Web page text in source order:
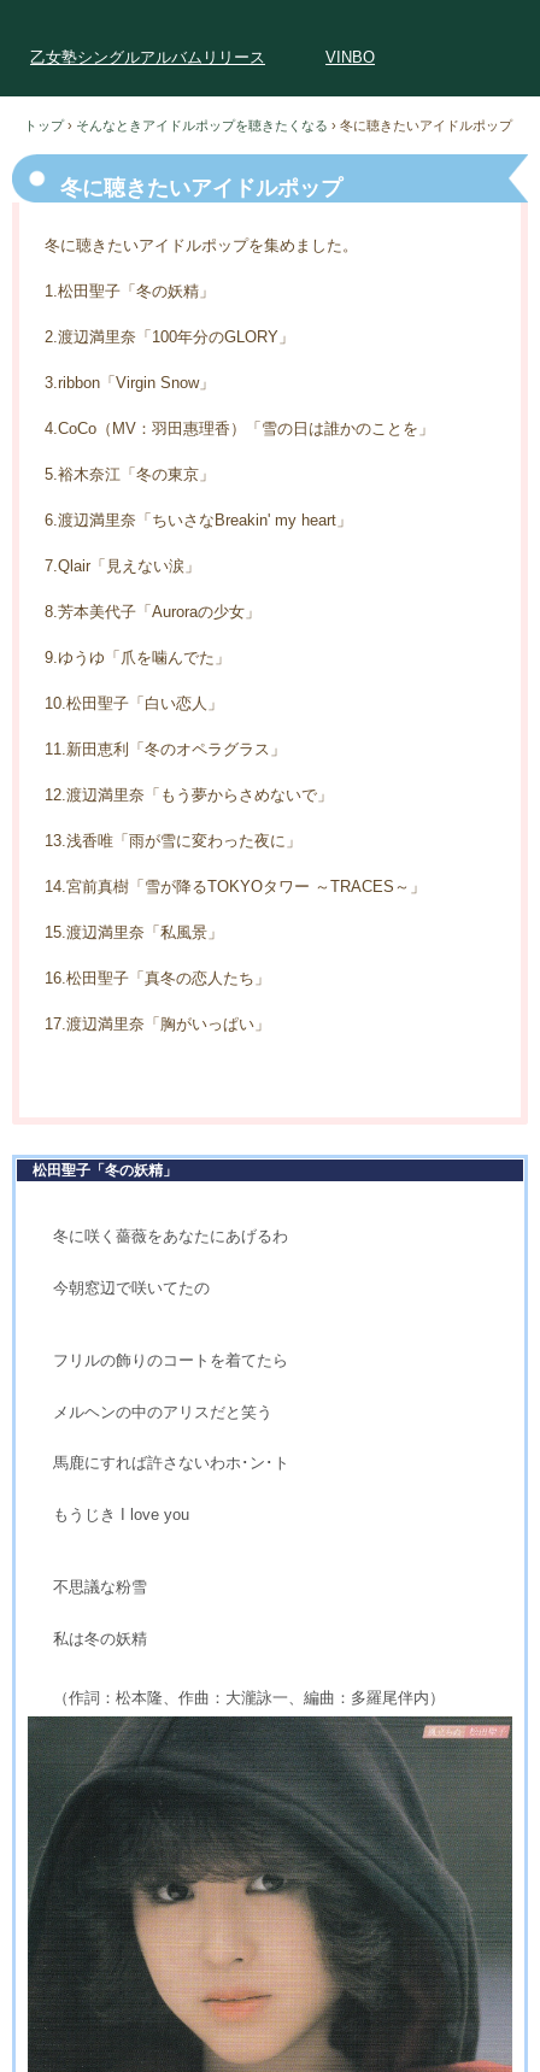
乙女塾シングルアルバムリリース VINBO
トップ › そんなときアイドルポップを聴きたくなる › 冬に聴きたいアイドルポップ
冬に聴きたいアイドルポップ
冬に聴きたいアイドルポップを集めました。
1.松田聖子「冬の妖精」
2.渡辺満里奈「100年分のGLORY」
3.ribbon「Virgin Snow」
4.CoCo（MV：羽田惠理香）「雪の日は誰かのことを」
5.裕木奈江「冬の東京」
6.渡辺満里奈「ちいさなBreakin' my heart」
7.Qlair「見えない涙」
8.芳本美代子「Auroraの少女」
9.ゆうゆ「爪を噛んでた」
10.松田聖子「白い恋人」
11.新田恵利「冬のオペラグラス」
12.渡辺満里奈「もう夢からさめないで」
13.浅香唯「雨が雪に変わった夜に」
14.宮前真樹「雪が降るTOKYOタワー ～TRACES～」
15.渡辺満里奈「私風景」
16.松田聖子「真冬の恋人たち」
17.渡辺満里奈「胸がいっぱい」
松田聖子「冬の妖精」
冬に咲く薔薇をあなたにあげるわ
今朝窓辺で咲いてたの
フリルの飾りのコートを着てたら
メルヘンの中のアリスだと笑う
馬鹿にすれば許さないわホ･ン･ト
もうじき I love you
不思議な粉雪
私は冬の妖精
（作詞：松本隆、作曲：大瀧詠一、編曲：多羅尾伴内）